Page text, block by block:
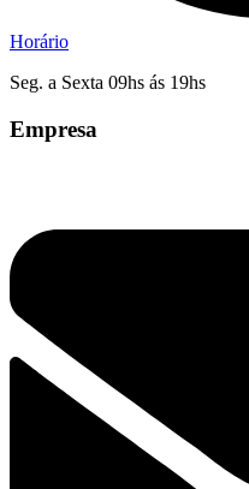
Horário
Seg. a Sexta 09hs ás 19hs
Empresa